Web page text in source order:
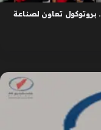
بروتوكول تعاون لصناعة